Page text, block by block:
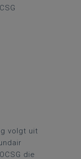
volgt uit
die